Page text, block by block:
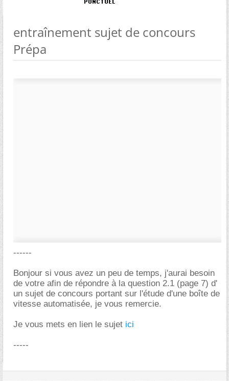
entraînement sujet de concours
Prépa
------
Bonjour si vous avez un peu de temps, j'aurai besoin
de votre afin de répondre à la question 2.1 (page 7) d'
un sujet de concours portant sur l'étude d'une boîte de
vitesse automatisée, je vous remercie.
Je vous mets en lien le sujet ici
-----